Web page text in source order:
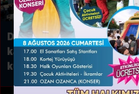
Denizli’den Adıyaman’a
kardeşlik köprüsü
kuruldu